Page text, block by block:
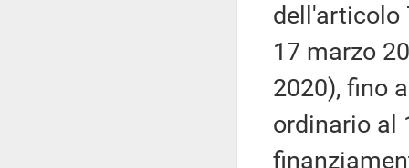
dell'articolo
17 marzo
2020), fino
ordinario al